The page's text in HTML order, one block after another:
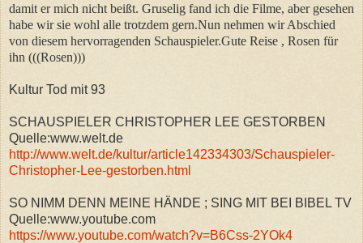
damit er mich nicht beißt. Gruselig fand ich die Filme, aber gesehen
habe wir sie wohl alle trotzdem gern.Nun nehmen wir Abschied
von diesem hervorragenden Schauspieler.Gute Reise , Rosen für
ihn (((Rosen)))
Kultur Tod mit 93
SCHAUSPIELER CHRISTOPHER LEE GESTORBEN
Quelle:www.welt.de
http://www.welt.de/kultur/article142334303/Schauspieler-
Christopher-Lee-gestorben.html
SO NIMM DENN MEINE HÄNDE ; SING MIT BEI BIBEL TV
Quelle:www.youtube.com
https://www.youtube.com/watch?v=B6Css-2YOk4